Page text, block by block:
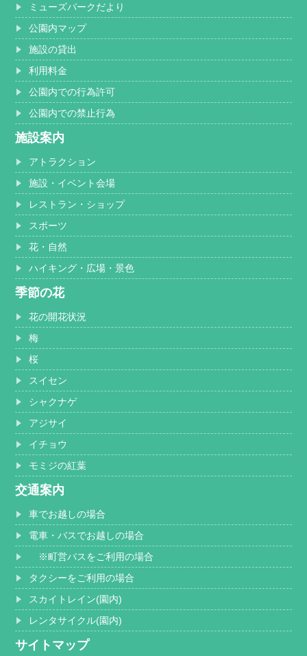
ミューズパークだより
公園内マップ
施設の貸出
利用料金
公園内での行為許可
公園内での禁止行為
施設案内
アトラクション
施設・イベント会場
レストラン・ショップ
スポーツ
花・自然
ハイキング・広場・景色
季節の花
花の開花状況
梅
桜
スイセン
シャクナゲ
アジサイ
イチョウ
モミジの紅葉
交通案内
車でお越しの場合
電車・バスでお越しの場合
※町営バスをご利用の場合
タクシーをご利用の場合
スカイトレイン(園内)
レンタサイクル(園内)
サイトマップ